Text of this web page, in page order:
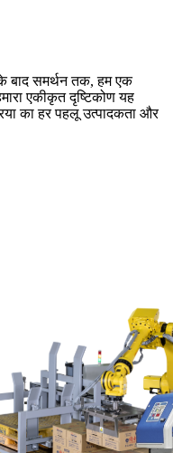
बाद समर्थन तक, हम एक
एकीकृत दृष्टिकोण यह
का हर पहलू उत्पादकता और